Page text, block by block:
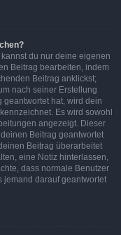
du nur deine eigenen
Beitrag bearbeiten, indem
Beitrag anklickst;
nach seiner Erstellung
geantwortet hat, wird dein
Es wird sowohl
angezeigt. Dieser
Beitrag geantwortet
Beitrag überarbeitet
eine Notiz hinterlassen,
dass normale Benutzer
jemand darauf geantwortet